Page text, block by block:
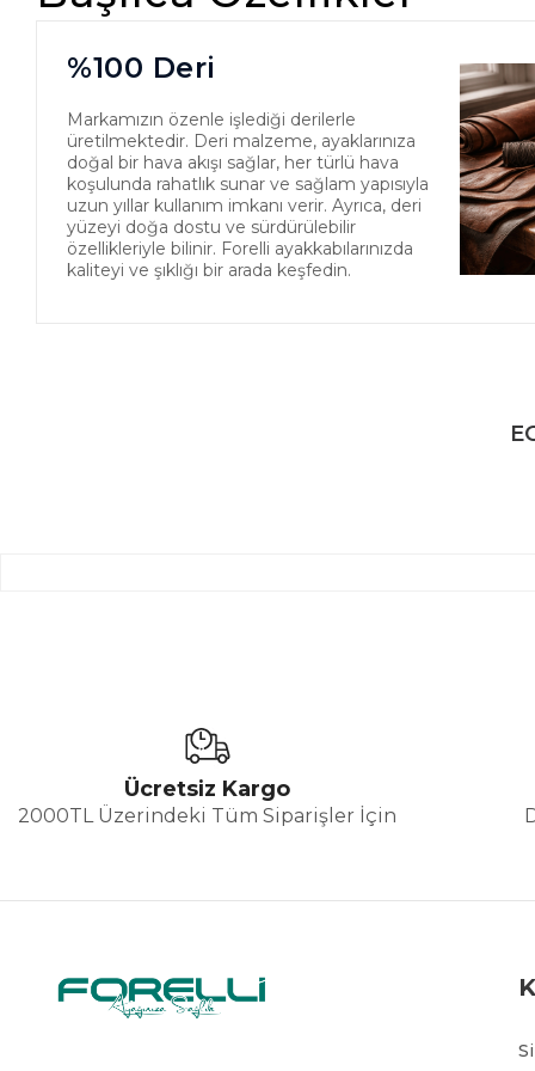
%100 Deri
Markamızın özenle işlediği derilerle
üretilmektedir. Deri malzeme, ayaklarınıza
doğal bir hava akışı sağlar, her türlü hava
koşulunda rahatlık sunar ve sağlam yapısıyla
uzun yıllar kullanım imkanı verir. Ayrıca, deri
yüzeyi doğa dostu ve sürdürülebilir
özellikleriyle bilinir. Forelli ayakkabılarınızda
kaliteyi ve şıklığı bir arada keşfedin.
Ücretsiz Kargo
2000TL Üzerindeki Tüm Siparişler İçin